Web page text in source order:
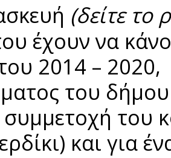
(δείτε
έχουν να
2014 – 2020,
του
του
και για